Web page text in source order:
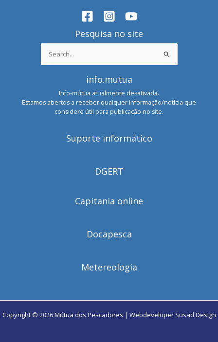
Pesquisa no site
Search
for:
info.mutua
Info-mútua atualmente desativada.
Estamos abertos a receber qualquer informação/notícia que
considere útil para publicação no site.
Suporte informático
DGERT
Capitania online
Docapesca
Metereologia
Copyright © 2026 Mútua dos Pescadores | Webdeveloper Susad Design